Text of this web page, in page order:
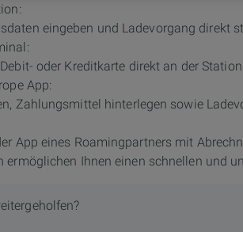
eingeben und Ladevorgang direkt
oder Kreditkarte direkt an der Station.
App:
Zahlungsmittel hinterlegen sowie
App eines Roamingpartners mit
Ihnen einen schnellen und